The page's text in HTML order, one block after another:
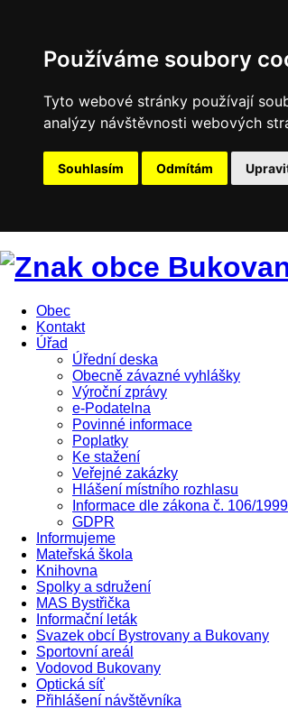
Používáme soubory
Tyto webové stránky používají
analýzy návštěvnosti webových
Souhlasím Odmítám
Obec
Kontakt
Úřad
Úřední deska
Obecně závazné vyhlášky
Výroční zprávy
e-Podatelna
Povinné informace
Poplatky
Ke stažení
Veřejné zakázky
Hlášení místního rozhlasu
Informace dle zákona č. 106/
GDPR
Informujeme
Mateřská škola
Knihovna
Spolky a sdružení
MAS Bystřička
Informační leták
Svazek obcí Bystrovany a Bukovany
Sportovní areál
Vodovod Bukovany
Optická síť
Přihlášení návštěvníka